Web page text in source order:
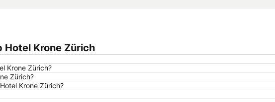
Hotel Krone Zürich
Krone Zürich?
Zürich?
Krone Zürich?